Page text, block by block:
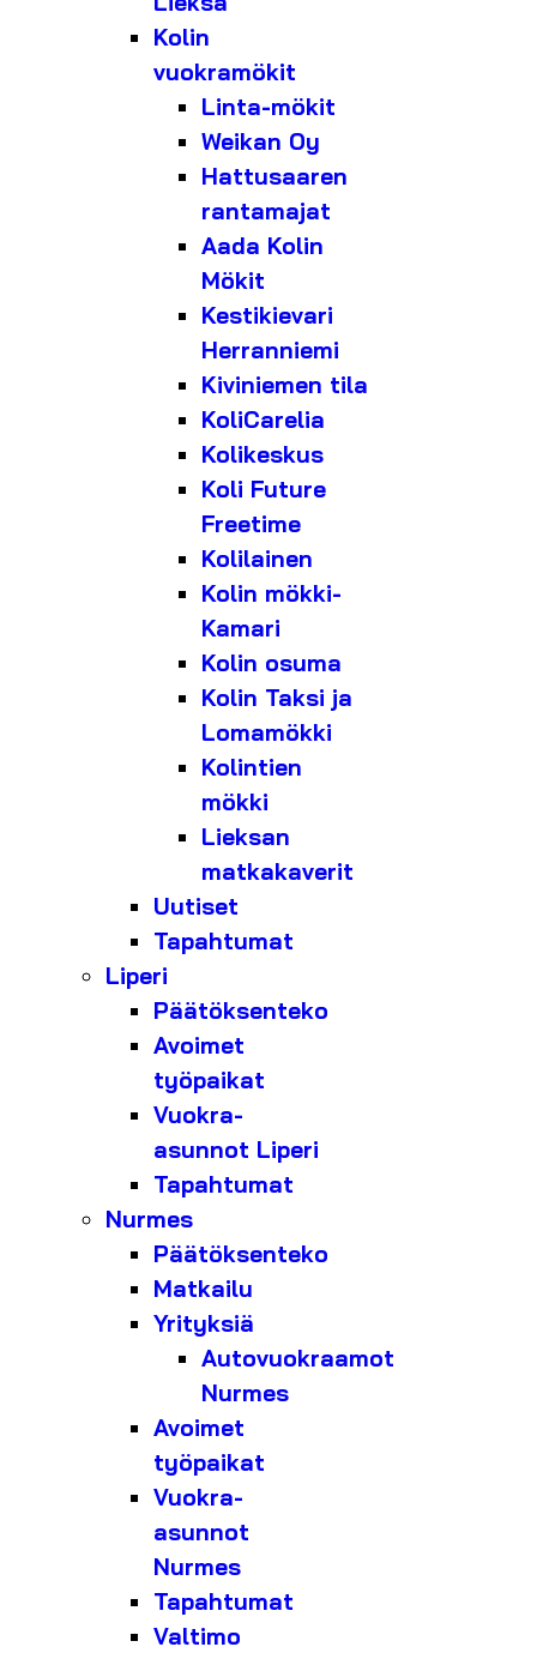
Kolin
vuokramökit
Linta-mökit
Weikan Oy
Hattusaaren
rantamajat
Aada Kolin
Mökit
Kestikievari
Herranniemi
Kiviniemen tila
KoliCarelia
Kolikeskus
Koli Future
Freetime
Kolilainen
Kolin mökki-
Kamari
Kolin osuma
Kolin Taksi ja
Lomamökki
Kolintien
mökki
Lieksan
matkakaverit
Uutiset
Tapahtumat
Liperi
Päätöksenteko
Avoimet
työpaikat
Vuokra-
asunnot Liperi
Tapahtumat
Nurmes
Päätöksenteko
Matkailu
Yrityksiä
Autovuokraamot
Nurmes
Avoimet
työpaikat
Vuokra-
asunnot
Nurmes
Tapahtumat
Valtimo